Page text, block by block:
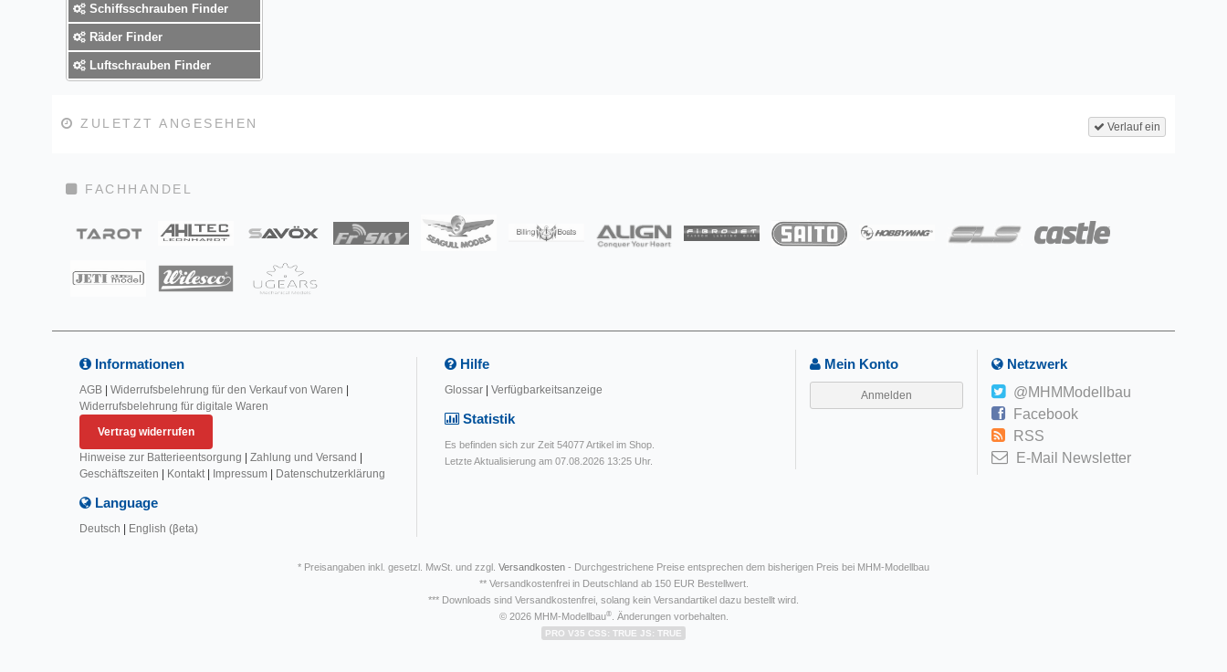
Schiffsschrauben Finder
Räder Finder
Luftschrauben Finder
Verlauf ein
ZULETZT ANGESEHEN
FACHHANDEL
Informationen
AGB Widerrufsbelehrung für den Verkauf von Waren
Widerrufsbelehrung für digitale Waren
Vertrag widerrufen
Hinweise zur Batterieentsorgung
Zahlung und Versand
Geschäftszeiten
Kontakt| Impressum Datenschutzerklärung
Language
Deutsch English (βeta)
Hilfe
Glossar Verfügbarkeitsanzeige
Statistik
Es befinden sich zur Zeit 54077 Artikel im Shop.
Letzte Aktualisierung am 07.08.2026 13:25 Uhr.
Mein Konto
Anmelden
Netzwerk
@MHMModellbau
Facebook
RSS
E-Mail Newsletter
* Preisangaben inkl. gesetzl. MwSt. und zzgl. Versandkosten - Durchgestrichene Preise entsprechen dem bisherigen Preis bei MHM-Modellbau
** Versandkostenfrei in Deutschland ab 150 EUR Bestellwert.
*** Downloads sind Versandkostenfrei, solang kein Versandartikel dazu bestellt wird.
© 2026 MHM-Modellbau®. Änderungen vorbehalten.
PRO V35 CSS: TRUE JS: TRUE